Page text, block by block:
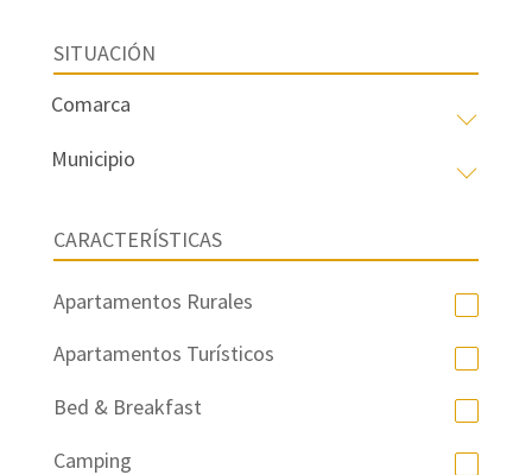
SITUACIÓN
CARACTERÍSTICAS
Apartamentos Rurales
Apartamentos Turísticos
Bed & Breakfast
Camping